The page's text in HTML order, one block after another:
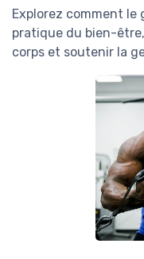
Explorez comment
pratique du bien-
corps et soutenir la